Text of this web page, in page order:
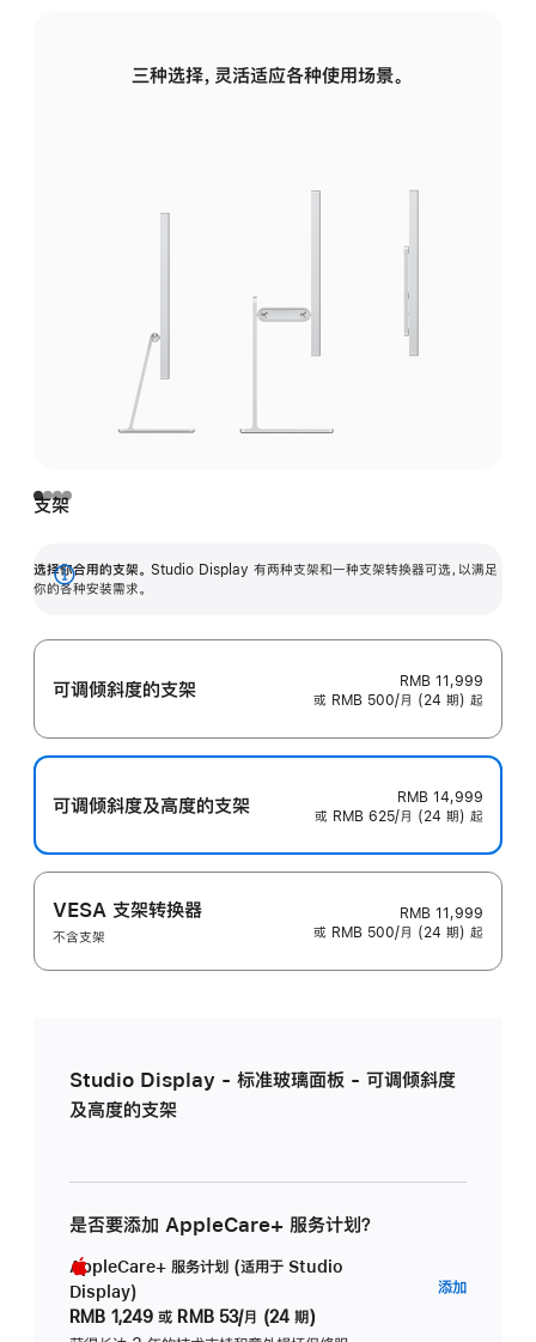
三种选择，灵活适应各种使用场景。
支架
选择你合用的支架。 Studio Display 有两种支架和一种支架转换器可选，以满足
你的各种安装需求。
展
可调倾斜度的支架
RMB 11,999
或 RMB 500/月 (24 期) 起
可调倾斜度及高‍度的支‍架
RMB 14,999
或 RMB 625/月 (24 期) 起
VESA 支架转换器
不含支架
RMB 11,999
或 RMB 500/月 (24 期) 起
Studio Display - 标准玻璃面板 - 可调倾斜度
及高度的支架
是否要添加 AppleCare+ 服务计划？
AppleCare+ 服务计划 (适用于 Studio
Display)
RMB 1,249 或 RMB 53/月 (24 期)
添加